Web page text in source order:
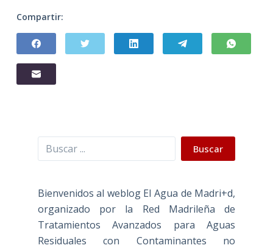
Compartir:
Buscar Buscar
Bienvenidos al weblog El Agua de Madri+d,
organizado por la Red Madrileña de
Tratamientos Avanzados para Aguas
Residuales con Contaminantes no